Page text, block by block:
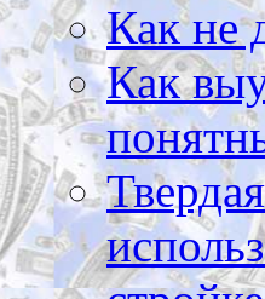
Как не
Как